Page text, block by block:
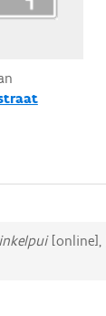
[online],